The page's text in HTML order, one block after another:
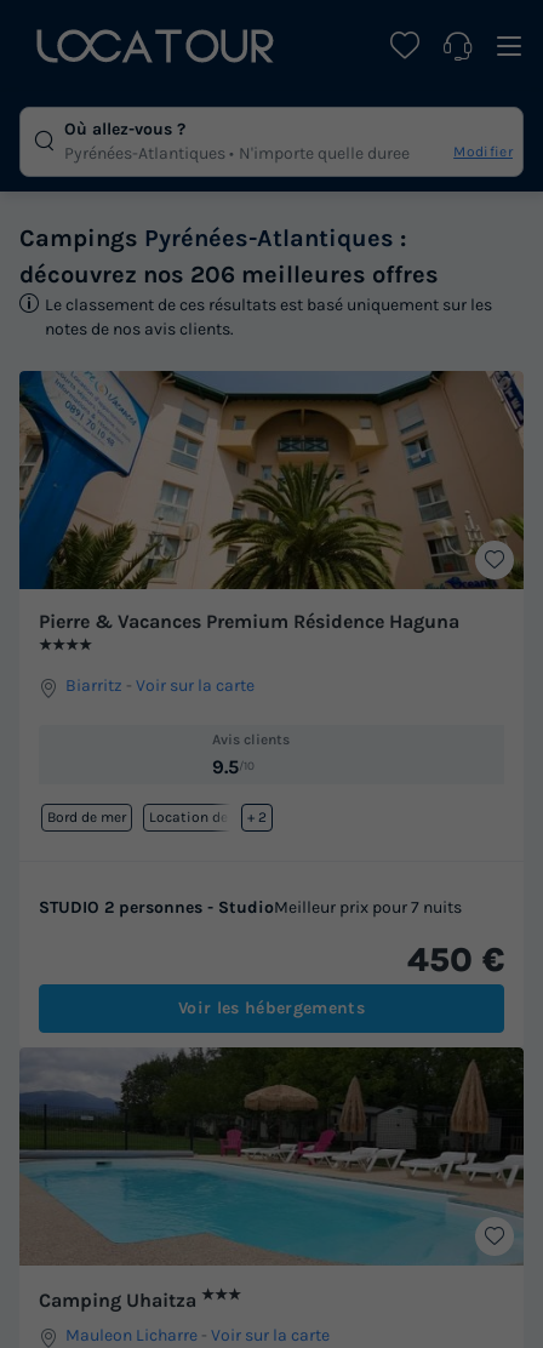
Où allez-vous ?
Pyrénées-Atlantiques
N'importe quelle duree Modifier
Campings Pyrénées-Atlantiques :
découvrez nos 206 meilleures offres
Le classement de ces résultats est basé uniquement sur les
notes de nos avis clients.
Pierre & Vacances Premium Résidence Haguna
★★★★
Biarritz -Voir sur la carte
Avis clients
9.5/10
Bord de mer Location de vélos
+ 2
STUDIO 2 personnes - StudioMeilleur prix pour 7 nuits
450 €
Voir les hébergements
Camping Uhaitza ★★★
Mauleon Licharre -Voir sur la carte